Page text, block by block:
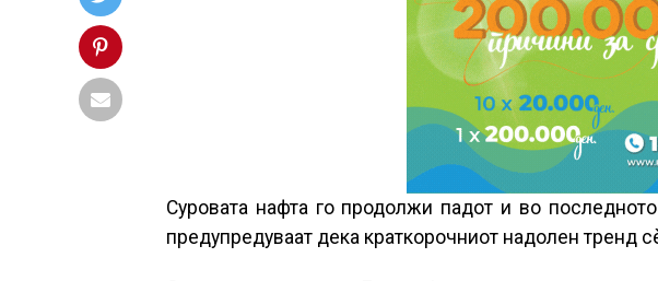
Суровата нафта го продолжи падот и во
предупредуваат дека краткорочниот надолен тренд